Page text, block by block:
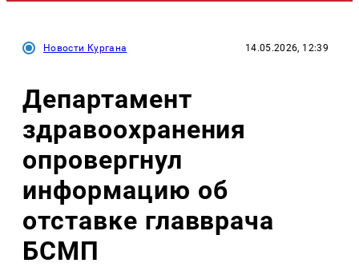
Новости Кургана 14.05.2026, 12:39
Департамент
здравоохранения
опровергнул
информацию об
отставке главврача
БСМП